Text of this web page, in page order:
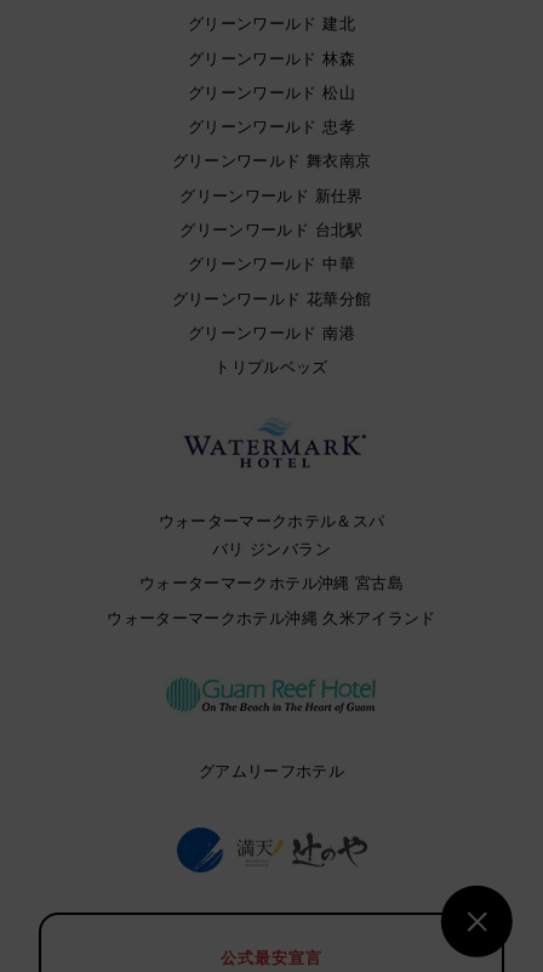
公式最安宣言
グリーンワールド 建北
グリーンワールド 林森
グリーンワールド 松山
グリーンワールド 忠孝
グリーンワールド 舞衣南京
グリーンワールド 新仕界
グリーンワールド 台北駅
グリーンワールド 中華
グリーンワールド 花華分館
グリーンワールド 南港
トリプルベッズ
ウォーターマークホテル＆スパ
バリ ジンバラン
ウォーターマークホテル沖縄 宮古島
ウォーターマークホテル沖縄 久米アイランド
グアムリーフホテル